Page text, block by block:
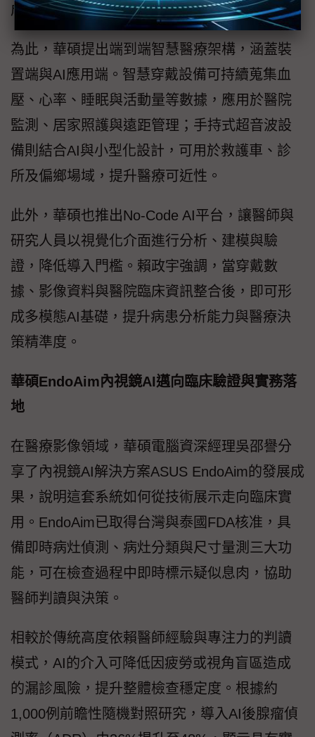
成完整流程。
為此，華碩提出端到端智慧醫療架構，涵蓋裝
置端與AI應用端。智慧穿戴設備可持續蒐集血
壓、心率、睡眠與活動量等數據，應用於醫院
監測、居家照護與遠距管理；手持式超音波設
備則結合AI與小型化設計，可用於救護車、診
所及偏鄉場域，提升醫療可近性。
此外，華碩也推出No-Code AI平台，讓醫師與
研究人員以視覺化介面進行分析、建模與驗
證，降低導入門檻。賴政宇強調，當穿戴數
據、影像資料與醫院臨床資訊整合後，即可形
成多模態AI基礎，提升病患分析能力與醫療決
策精準度。
華碩EndoAim內視鏡AI邁向臨床驗證與實務落
地
在醫療影像領域，華碩電腦資深經理吳邵譽分
享了內視鏡AI解決方案ASUS EndoAim的發展成
果，說明這套系統如何從技術展示走向臨床實
用。EndoAim已取得台灣與泰國FDA核准，具
備即時病灶偵測、病灶分類與尺寸量測三大功
能，可在檢查過程中即時標示疑似息肉，協助
醫師判讀與決策。
相較於傳統高度依賴醫師經驗與專注力的判讀
模式，AI的介入可降低因疲勞或視角盲區造成
的漏診風險，提升整體檢查穩定度。根據約
1,000例前瞻性隨機對照研究，導入AI後腺瘤偵